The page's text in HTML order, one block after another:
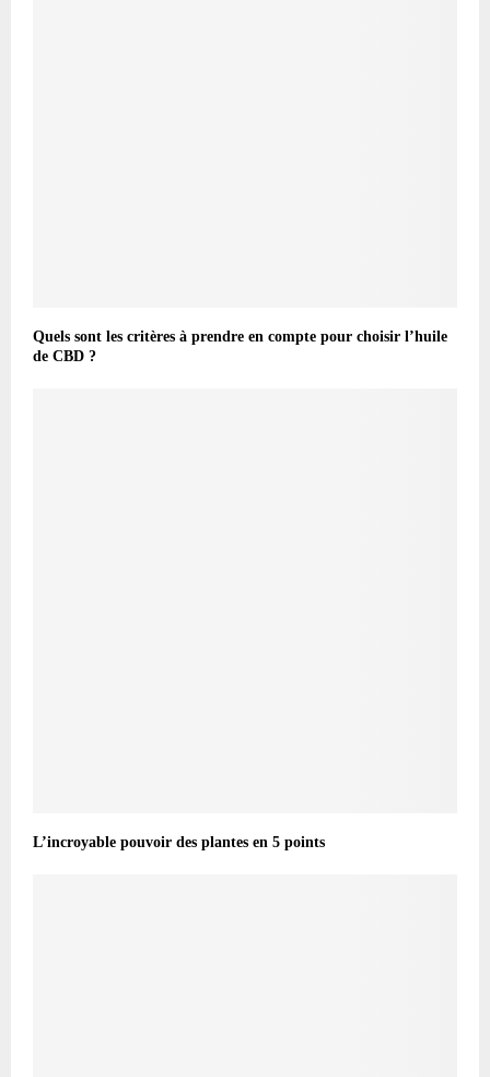
Quels sont les critères à prendre en compte pour choisir l’huile
de CBD ?
L’incroyable pouvoir des plantes en 5 points